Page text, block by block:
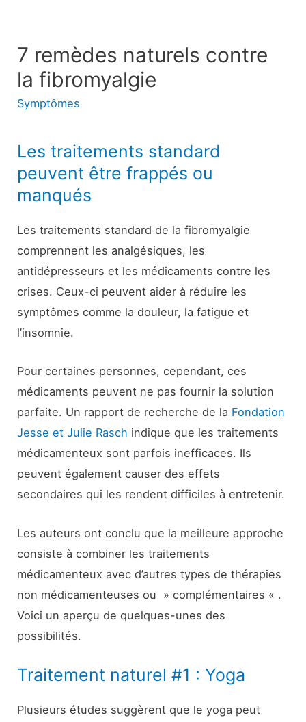
7 remèdes naturels contre
la fibromyalgie
Symptômes
Les traitements standard
peuvent être frappés ou
manqués
Les traitements standard de la fibromyalgie
comprennent les analgésiques, les
antidépresseurs et les médicaments contre les
crises. Ceux-ci peuvent aider à réduire les
symptômes comme la douleur, la fatigue et
l’insomnie.
Pour certaines personnes, cependant, ces
médicaments peuvent ne pas fournir la solution
parfaite. Un rapport de recherche de la Fondation
Jesse et Julie Rasch indique que les traitements
médicamenteux sont parfois inefficaces. Ils
peuvent également causer des effets
secondaires qui les rendent difficiles à entretenir.
Les auteurs ont conclu que la meilleure approche
consiste à combiner les traitements
médicamenteux avec d’autres types de thérapies
non médicamenteuses ou » complémentaires « .
Voici un aperçu de quelques-unes des
possibilités.
Traitement naturel #1 : Yoga
Plusieurs études suggèrent que le yoga peut